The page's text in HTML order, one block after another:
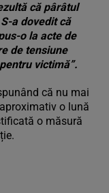
că pârâtul
a dovedit că
o la acte de
de tensiune
victimă”.
că nu mai
o lună
o măsură